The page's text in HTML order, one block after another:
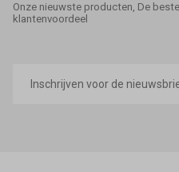
Onze nieuwste producten, De
klantenvoordeel
mailadres